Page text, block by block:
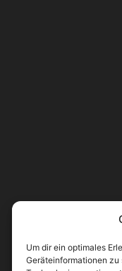
Um dir ein optimales
Geräteinformationen zu